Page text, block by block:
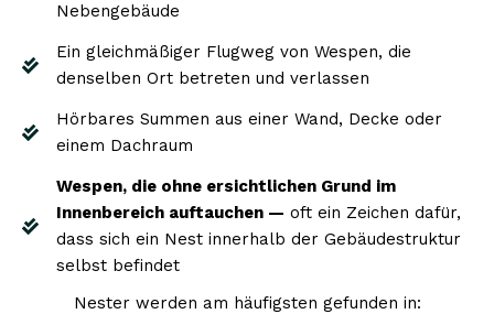
Nebengebäude
Ein gleichmäßiger Flugweg von Wespen, die
denselben Ort betreten und verlassen
Hörbares Summen aus einer Wand, Decke oder
einem Dachraum
Wespen, die ohne ersichtlichen Grund im
Innenbereich auftauchen — oft ein Zeichen dafür,
dass sich ein Nest innerhalb der Gebäudestruktur
selbst befindet
Nester werden am häufigsten gefunden in: